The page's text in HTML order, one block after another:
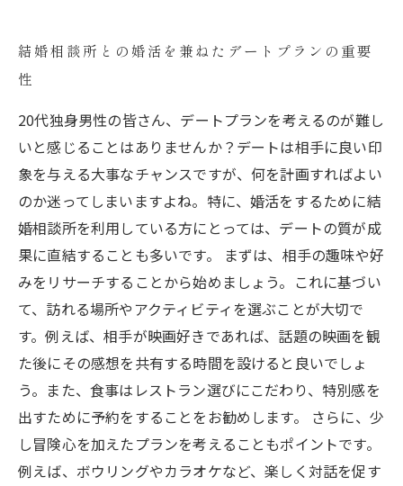
結婚相談所との婚活を兼ねたデートプランの重要
性
20代独身男性の皆さん、デートプランを考えるのが難し
いと感じることはありませんか？デートは相手に良い印
象を与える大事なチャンスですが、何を計画すればよい
のか迷ってしまいますよね。特に、婚活をするために結
婚相談所を利用している方にとっては、デートの質が成
果に直結することも多いです。 まずは、相手の趣味や好
みをリサーチすることから始めましょう。これに基づい
て、訪れる場所やアクティビティを選ぶことが大切で
す。例えば、相手が映画好きであれば、話題の映画を観
た後にその感想を共有する時間を設けると良いでしょ
う。また、食事はレストラン選びにこだわり、特別感を
出すために予約をすることをお勧めします。 さらに、少
し冒険心を加えたプランを考えることもポイントです。
例えば、ボウリングやカラオケなど、楽しく対話を促す